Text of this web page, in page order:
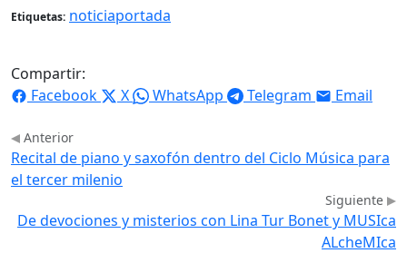
Etiquetas: noticiaportada
Compartir:
Facebook
X WhatsApp Telegram Email
Anterior
Recital de piano y saxofón dentro del Ciclo Música para
el tercer milenio
Siguiente
De devociones y misterios con Lina Tur Bonet y MUSIca
ALcheMIca